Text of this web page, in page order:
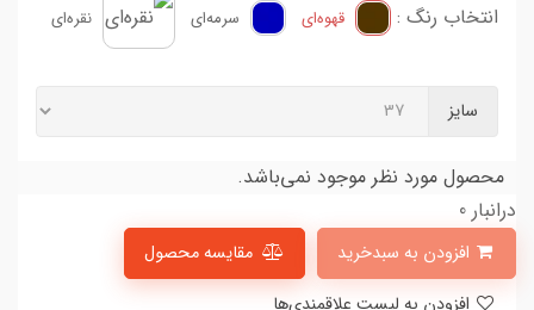
انتخاب رنگ : قهوه‌ای سرمه‌ای نقره‌ای
سایز
محصول مورد نظر موجود نمی‌باشد.
درانبار 0
مقایسه محصول